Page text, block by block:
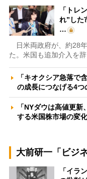
「トレ
れ”した
…
日米両政府が、約28
た。米国も追加介入を
「キオクシア急落で
の成長につなげる4
「NYダウは高値更
する米国株市場の
大前研一「ビジ
「イラ